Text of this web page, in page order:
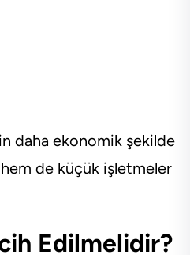
daha ekonomik şekilde
hem de küçük işletmeler
Edilmelidir?